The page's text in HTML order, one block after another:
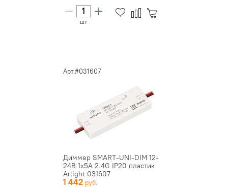
шт
Арт.#031607
Диммер SMART-UNI-DIM 12-
24В 1х5А 2.4G IP20 пластик
Arlight 031607
1 442